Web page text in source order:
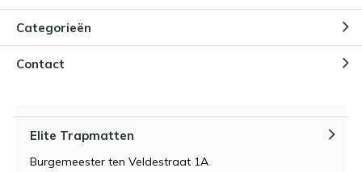
Categorieën
Contact
Elite Trapmatten
Burgemeester ten Veldestraat 1A